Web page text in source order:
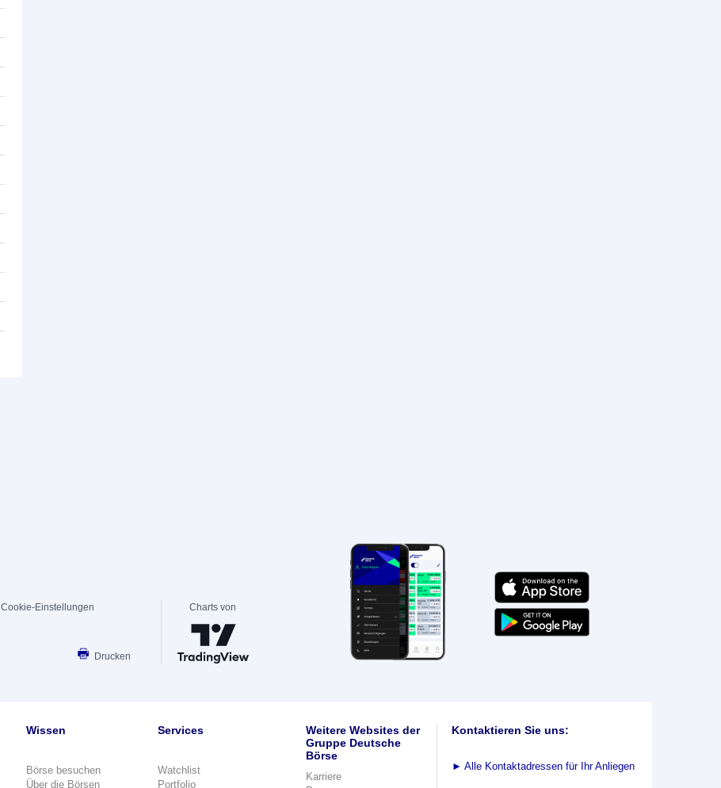
Cookie-Einstellungen
Drucken
Charts von
Wissen
Börse besuchen
Über die Börsen
Services
Watchlist
Portfolio
Weitere Websites der
Gruppe Deutsche
Börse
Karriere
Kontaktieren Sie uns:
► Alle Kontaktadressen für Ihr Anliegen